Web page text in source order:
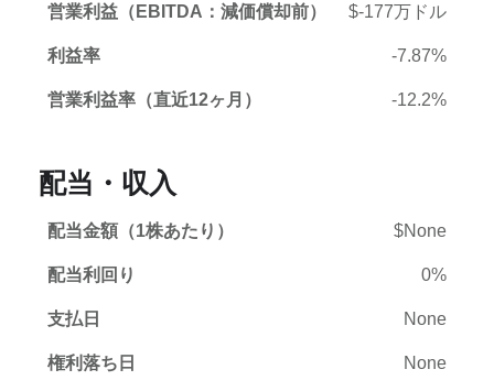
営業利益（EBITDA：減価償却前） $-177万ドル
利益率 -7.87%
営業利益率（直近12ヶ月） -12.2%
配当・収入
配当金額（1株あたり） $None
配当利回り 0%
支払日 None
権利落ち日 None